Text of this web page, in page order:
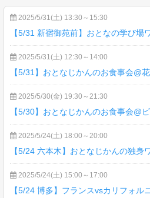
2025/5/31(土) 13:30～15:30
【5/31 新宿御苑前】おとなの学び場
2025/5/31(土) 12:30～14:00
【5/31】おとなじかんのお食事会@
2025/5/30(金) 19:30～21:30
【5/30】おとなじかんのお食事会@
2025/5/24(土) 18:00～20:00
【5/24 六本木】おとなじかんの独身
2025/5/24(土) 15:00～17:00
【5/24 博多】フランスvsカリフォル